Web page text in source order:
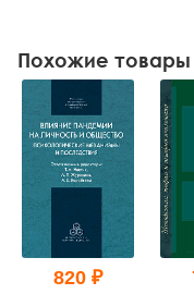
Похожие товары
820 ₽